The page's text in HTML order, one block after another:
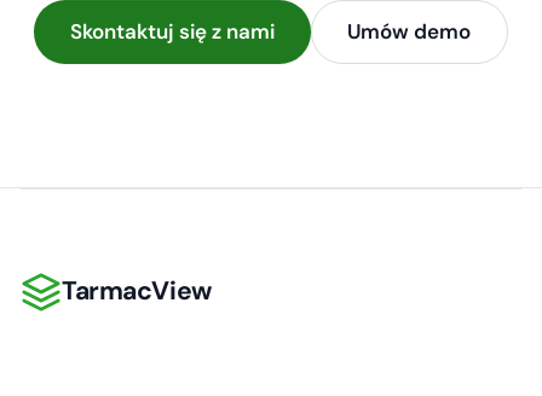
Skontaktuj się z nami Umów demo
TarmacView
TarmacView